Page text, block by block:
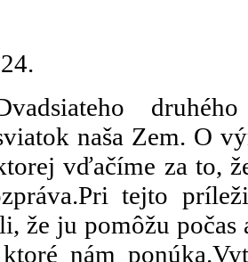
.
naša Zem. O
vďačíme za to,
tejto
že ju pomôžu
nám